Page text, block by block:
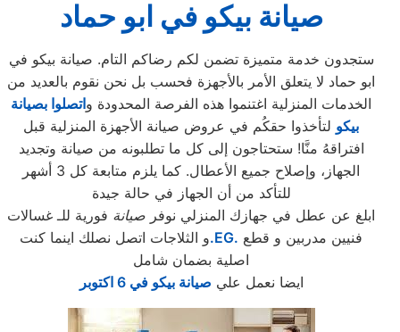
صيانة بيكو في ابو حماد
ستجدون خدمة متميزة تضمن لكم رضاكم التام. صيانة بيكو في
ابو حماد لا يتعلق الأمر بالأجهزة فحسب بل نحن نقوم بالعديد من
الخدمات المنزلية اغتنموا هذه الفرصة المحدودة واتصلوا بصيانة
بيكو لتأخذوا حقكُم في عروض صيانة الأجهزة المنزلية قبل
افتراقهُ منَّا! ستحتاجون إلى كل ما تطلبونه من صيانة وتجديد
الجهاز، وإصلاح جميع الأعطال. كما يلزم متابعة كل 3 أشهر
للتأكد من أن الجهاز في حالة جيدة
ابلغ عن عطل في جهازك المنزلي نوفر صيانة فورية للـ غسالات
و الثلاجات اتصل نصلك اينما كنت.EG.
اصلية بضمان شامل
ايضا نعمل علي صيانة بيكو في 6 اكتوبر